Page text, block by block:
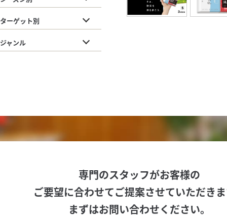
ターゲット別
ジャンル
専門のスタッフがお客様の
ご要望に合わせてご提案させていただき
まずはお問い合わせください。